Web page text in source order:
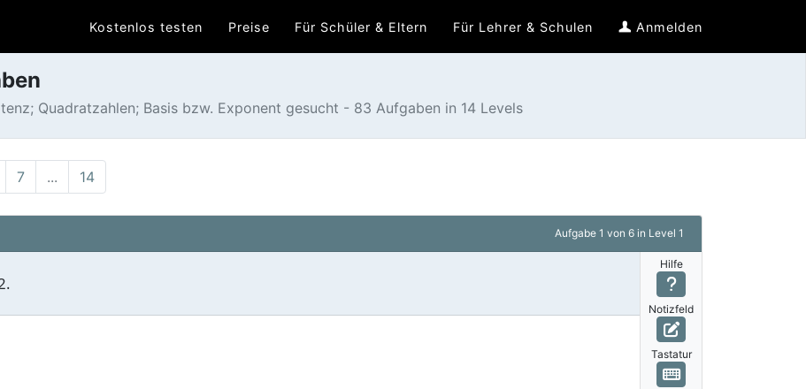
Kostenlos testen Preise Für Schüler & Eltern Für Lehrer & Schulen Anmelden
Quadratzahlen; Basis bzw. Exponent gesucht - 83 Aufgaben in 14 Levels
7 ... 14
Aufgabe 1 von 6 in Level 1
Hilfe
Notizfeld
Tastatur